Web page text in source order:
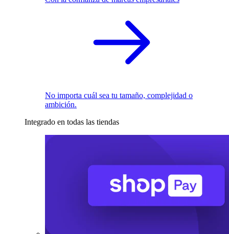
No importa cuál sea tu tamaño, complejidad o
ambición.
Integrado en todas las tiendas